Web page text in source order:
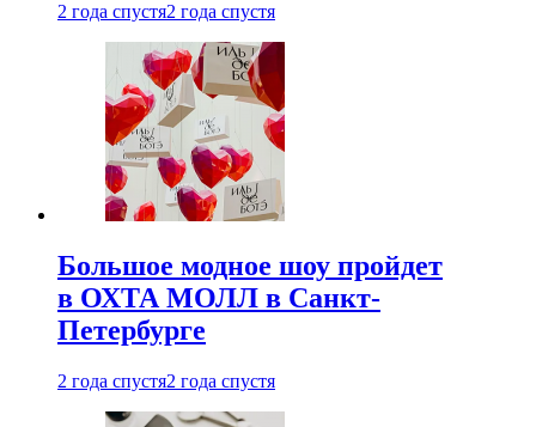
2 года спустя2 года спустя
Большое модное шоу пройдет
в ОХТА МОЛЛ в Санкт-
Петербурге
2 года спустя2 года спустя